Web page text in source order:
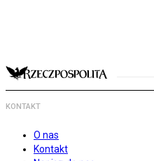
KONTAKT
O nas
Kontakt